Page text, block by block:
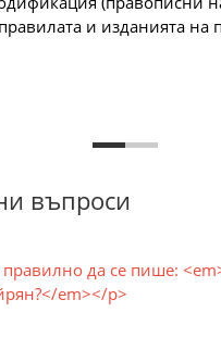
и изданията на
въпроси
правилно да се пише:
em></p>